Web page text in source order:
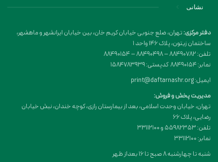
نشانی
دفتر مرکزی:تهران، ضلع جنوبی خیابان کریم خان، بین خیابان ایرانشهر و ماهشهر،
ساختمان زیتون، پلاک 146 واحد 1
تلفن: 88490782 – 88490498 – 88490154
نمابر: 88490154 کدپستی: 1584783939
ایمیل: print@daftarnashr.org
مدیریت پخش و فروش:
تهران، خیابان وحدت اسلامی، بعد از بیمارستان رازی، کوچه خندان، نبش خیابان
رضایی، پلاک ۶۶
تلفن: 55982353 و 33112100
نمابر: 33112100
شنبه تا چهارشنبه 8 صبح تا 16 بعداز ظهر